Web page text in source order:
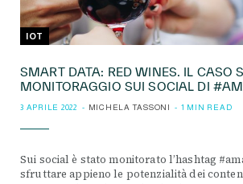
IOT
SMART DATA: RED WINES. IL CASO
MONITORAGGIO SUI SOCIAL DI
3 APRILE 2022 MICHELA TASSONI 1 MIN READ
Sui social è stato monitorato l’hashtag
sfruttare appieno le potenzialità dei